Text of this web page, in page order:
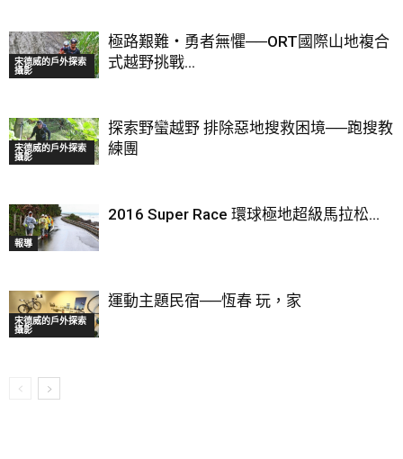
宋德威的戶外探索
攝影
極路艱難‧勇者無懼──ORT國際山地複合
式越野挑戰...
宋德威的戶外探索
攝影
探索野蠻越野 排除惡地搜救困境──跑搜教
練團
報導
2016 Super Race 環球極地超級馬拉松...
宋德威的戶外探索
攝影
運動主題民宿──恆春 玩，家